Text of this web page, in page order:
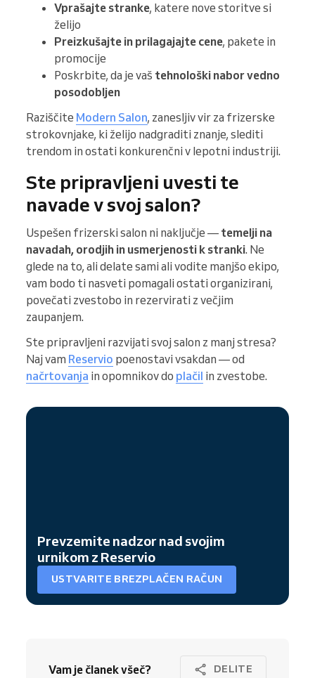
Vprašajte stranke, katere nove storitve si
želijo
Preizkušajte in prilagajajte cene, pakete in
promocije
Poskrbite, da je vaš tehnološki nabor vedno
posodobljen
Raziščite Modern Salon, zanesljiv vir za frizerske
strokovnjake, ki želijo nadgraditi znanje, slediti
trendom in ostati konkurenčni v lepotni industriji.
Ste pripravljeni uvesti te
navade v svoj salon?
Uspešen frizerski salon ni naključje — temelji na
navadah, orodjih in usmerjenosti k stranki. Ne
glede na to, ali delate sami ali vodite manjšo ekipo,
vam bodo ti nasveti pomagali ostati organizirani,
povečati zvestobo in rezervirati z večjim
zaupanjem.
Ste pripravljeni razvijati svoj salon z manj stresa?
Naj vam Reservio poenostavi vsakdan — od
načrtovanja in opomnikov do plačil in zvestobe.
Prevzemite nadzor nad svojim
urnikom z Reservio
USTVARITE BREZPLAČEN RAČUN
Vam je članek všeč? DELITE